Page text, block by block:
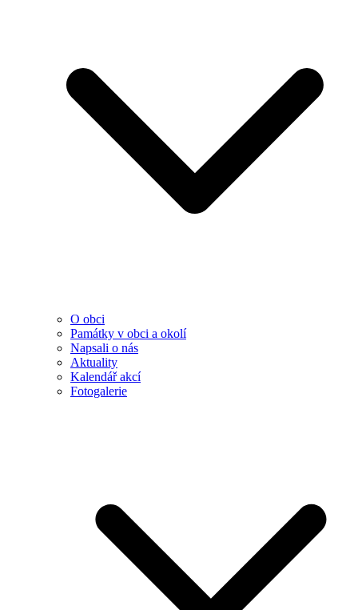
O obci
Památky v obci a okolí
Napsali o nás
Aktuality
Kalendář akcí
Fotogalerie